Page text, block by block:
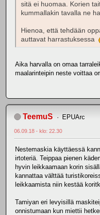
sitä ei huomaa. Korien
kummallakin tavalla ne
Hienoa, että tehdään
auttavat harrastuksessa
Aika harvalla on omaa
maalarinteipin neste voittaa
TeemuS EPUArc
06.09.18 - klo: 22.30
Nestemaskia käyttäessä
irtoteriä. Teippaa pienen
hyvin leikkaamaan korin
kannattaa välttää
leikkaamista niin kestää
Tamiyan eri levyisillä
onnistumaan kun miettii